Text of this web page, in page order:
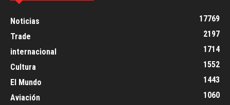
Noticias
17769
Trade
2197
internacional
1714
Cultura
1552
El Mundo
1443
Aviación
1060